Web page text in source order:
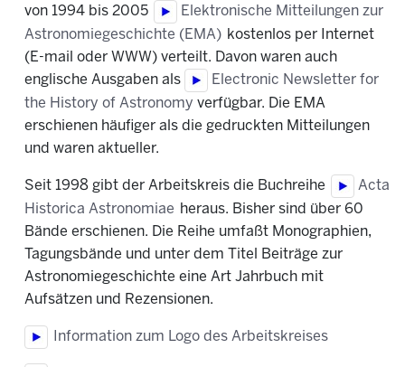
von 1994 bis 2005
Elektronische Mitteilungen zur
Astronomiegeschichte (EMA) kostenlos per Internet
(E-mail oder WWW) verteilt. Davon waren auch
englische Ausgaben als
Electronic Newsletter for
the History of Astronomy verfügbar. Die EMA
erschienen häufiger als die gedruckten Mitteilungen
und waren aktueller.
Seit 1998 gibt der Arbeitskreis die Buchreihe
Acta
Historica Astronomiae heraus. Bisher sind über 60
Bände erschienen. Die Reihe umfaßt Monographien,
Tagungsbände und unter dem Titel Beiträge zur
Astronomiegeschichte eine Art Jahrbuch mit
Aufsätzen und Rezensionen.
Information zum Logo des Arbeitskreises